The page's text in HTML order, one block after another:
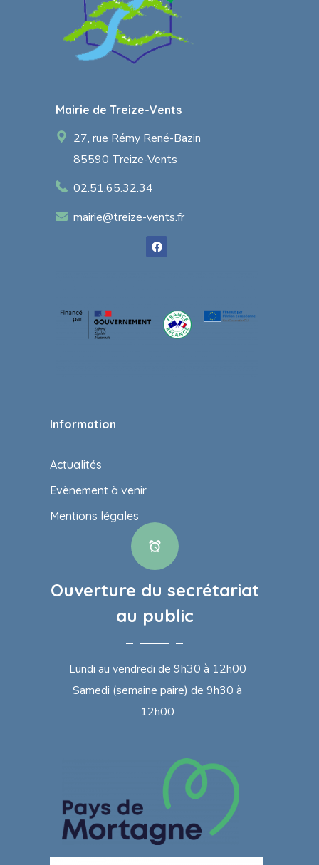
Mairie de Treize-Vents
27, rue Rémy René-Bazin
85590 Treize-Vents
02.51.65.32.34
mairie@treize-vents.fr
Information
Actualités
Evènement à venir
Mentions légales
Ouverture du secrétariat
au public
Lundi au vendredi de 9h30 à 12h00
Samedi (semaine paire) de 9h30 à
12h00